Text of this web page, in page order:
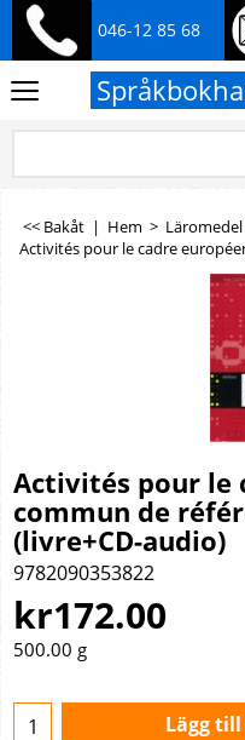
046-12 85 68
<< Bakåt | Hem >
Activités pour le cadre
Activités pour le
commun de
(livre+CD-audio)
9782090353822
kr172.00
500.00 g
Lägg